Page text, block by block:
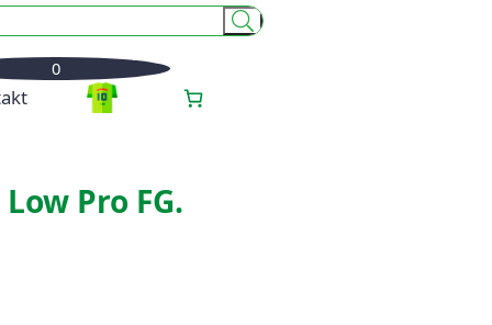
0
Pro FG.